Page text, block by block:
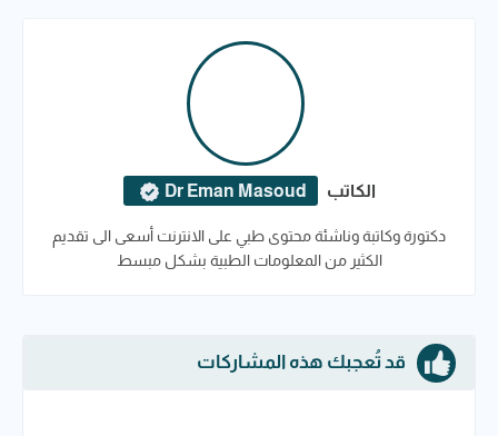
الكاتب Dr Eman Masoud
دكتورة وكاتبة وناشئة محتوى طبي على الانترنت أسعى الى تقديم
الكثير من المعلومات الطبية بشكل مبسط
قد تُعجبك هذه المشاركات